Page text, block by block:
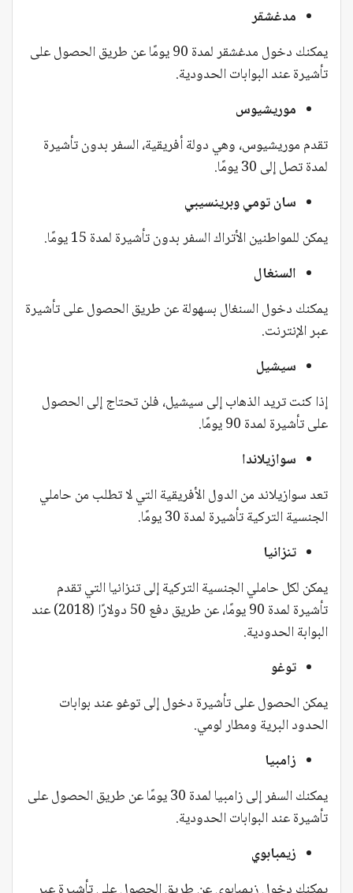
مدغشقر
يمكنك دخول مدغشقر لمدة 90 يومًا عن طريق الحصول على
تأشيرة عند البوابات الحدودية.
موريشيوس
تقدم موريشيوس، وهي دولة أفريقية، السفر بدون تأشيرة
لمدة تصل إلى 30 يومًا.
سان تومي وبرينسيبي
يمكن للمواطنين الأتراك السفر بدون تأشيرة لمدة 15 يومًا.
السنغال
يمكنك دخول السنغال بسهولة عن طريق الحصول على تأشيرة
عبر الإنترنت.
سيشيل
إذا كنت تريد الذهاب إلى سيشيل، فلن تحتاج إلى الحصول
على تأشيرة لمدة 90 يومًا.
سوازيلاندا
تعد سوازيلاند من الدول الأفريقية التي لا تطلب من حاملي
الجنسية التركية تأشيرة لمدة 30 يومًا.
تنزانيا
يمكن لكل حاملي الجنسية التركية إلى تنزانيا التي تقدم
تأشيرة لمدة 90 يومًا، عن طريق دفع 50 دولارًا (2018) عند
البوابة الحدودية.
توغو
يمكن الحصول على تأشيرة دخول إلى توغو عند بوابات
الحدود البرية ومطار لومي.
زامبيا
يمكنك السفر إلى زامبيا لمدة 30 يومًا عن طريق الحصول على
تأشيرة عند البوابات الحدودية.
زيمبابوي